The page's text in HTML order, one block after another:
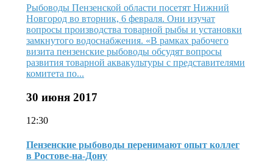
Рыбоводы Пензенской области посетят Нижний
Новгород во вторник, 6 февраля. Они изучат
вопросы производства товарной рыбы и установки
замкнутого водоснабжения. «В рамках рабочего
визита пензенские рыбоводы обсудят вопросы
развития товарной аквакультуры с представителями
комитета по...
30 июня 2017
12:30
Пензенские рыбоводы перенимают опыт коллег
в Ростове-на-Дону